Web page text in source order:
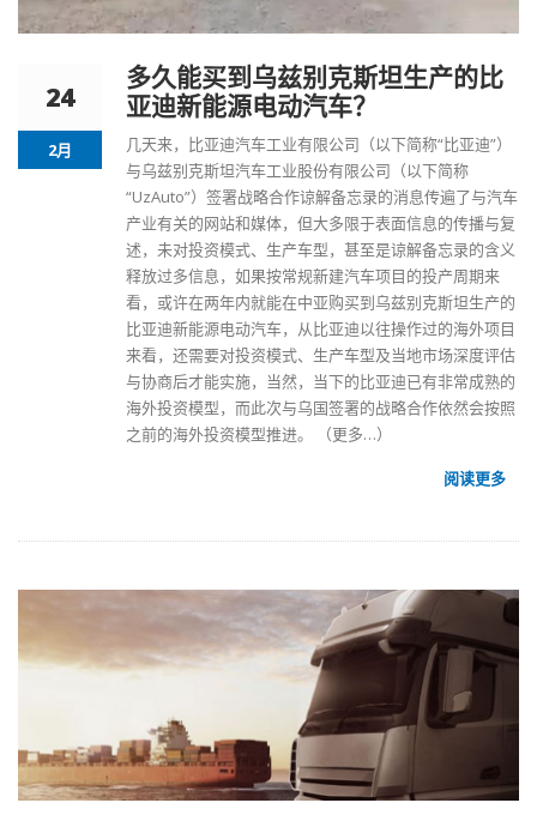
24
2月
多久能买到乌兹别克斯坦生产的比
亚迪新能源电动汽车？
几天来，比亚迪汽车工业有限公司（以下简称“比亚迪”）
与乌兹别克斯坦汽车工业股份有限公司（以下简称
“UzAuto”）签署战略合作谅解备忘录的消息传遍了与汽车
产业有关的网站和媒体，但大多限于表面信息的传播与复
述，未对投资模式、生产车型，甚至是谅解备忘录的含义
释放过多信息，如果按常规新建汽车项目的投产周期来
看，或许在两年内就能在中亚购买到乌兹别克斯坦生产的
比亚迪新能源电动汽车，从比亚迪以往操作过的海外项目
来看，还需要对投资模式、生产车型及当地市场深度评估
与协商后才能实施，当然，当下的比亚迪已有非常成熟的
海外投资模型，而此次与乌国签署的战略合作依然会按照
之前的海外投资模型推进。
（更多…）
阅读更多